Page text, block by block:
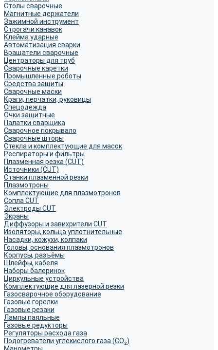
Столы сварочные
Магнитные держатели
Зажимной инструмент
Строгачи канавок
Клейма ударные
Автоматизация сварки
Вращатели сварочные
Центраторы для труб
Сварочные каретки
Промышленные роботы
Средства защиты
Сварочные маски
Краги, перчатки, руковицы
Спецодежда
Очки защитные
Палатки сварщика
Сварочное покрывало
Сварочные шторы
Стекла и комплектующие для масок
Респираторы и фильтры
Плазменная резка (CUT)
Источники (CUT)
Станки плазменной резки
Плазмотроны
Комплектующие для плазмотронов
Сопла CUT
Электроды CUT
Экраны
Диффузоры и завихрители CUT
Изоляторы, кольца уплотнительные
Насадки, кожухи, колпаки
Головы, основания плазмотронов
Корпусы, разъёмы
Шлейфы, кабеля
Наборы балеринок
Циркульные устройства
Комплектующие для лазерной резки
Газосварочное оборудование
Газовые горелки
Газовые резаки
Лампы паяльные
Газовые редукторы
Регуляторы расхода газа
Подогреватели углекислого газа (CO₂)